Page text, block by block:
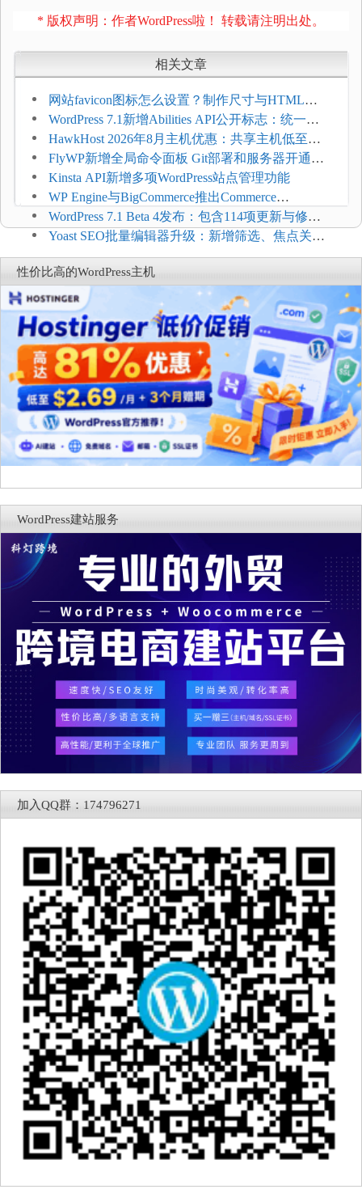
* 版权声明：作者WordPress啦！ 转载请注明出处。
相关文章
网站favicon图标怎么设置？制作尺寸与HTML添
加方法
WordPress 7.1新增Abilities API公开标志：统一支
持REST API、MCP与AI代理
HawkHost 2026年8月主机优惠：共享主机低至
$2.61/月，高性能主机同步折扣
FlyWP新增全局命令面板 Git部署和服务器开通更
方便
Kinsta API新增多项WordPress站点管理功能
WP Engine与BigCommerce推出Commerce
Connect：WordPress商店可保留前台体验并扩展电
商能力
WordPress 7.1 Beta 4发布：包含114项更新与修
复，仅建议在测试环境体验
Yoast SEO批量编辑器升级：新增筛选、焦点关键
词与AI元数据草稿
性价比高的WordPress主机
WordPress建站服务
加入QQ群：174796271